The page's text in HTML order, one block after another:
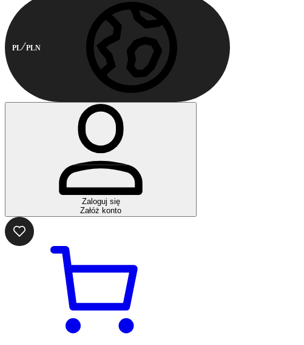
PL PLN
Zaloguj się
Załóż konto